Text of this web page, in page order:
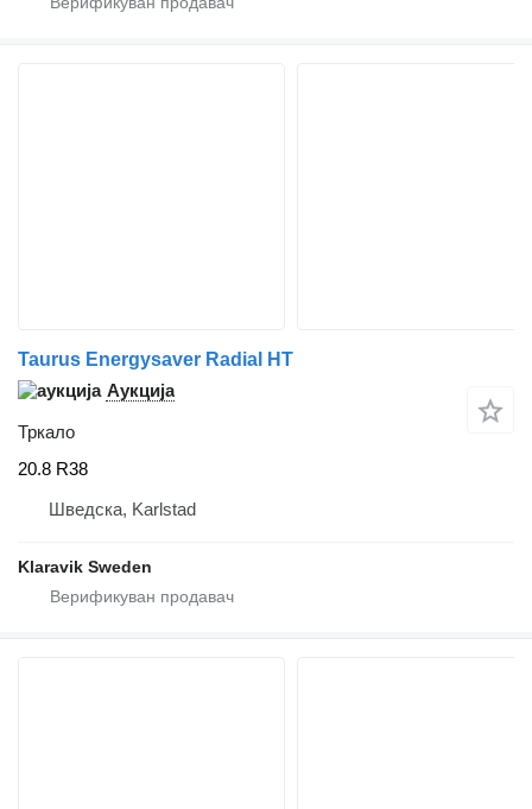
Taurus Energysaver Radial HT
Аукција
Тркало
20.8 R38
Шведска, Karlstad
Klaravik Sweden